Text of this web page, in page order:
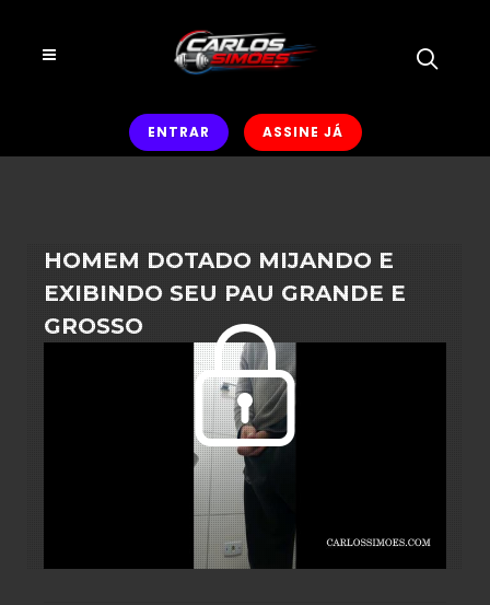
ENTRAR ASSINE JÁ
HOMEM DOTADO MIJANDO E
EXIBINDO SEU PAU GRANDE E
GROSSO